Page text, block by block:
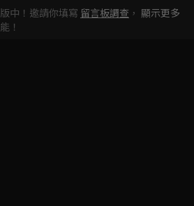
中！邀請你填寫 留言板調查 ，
！
顯示更多